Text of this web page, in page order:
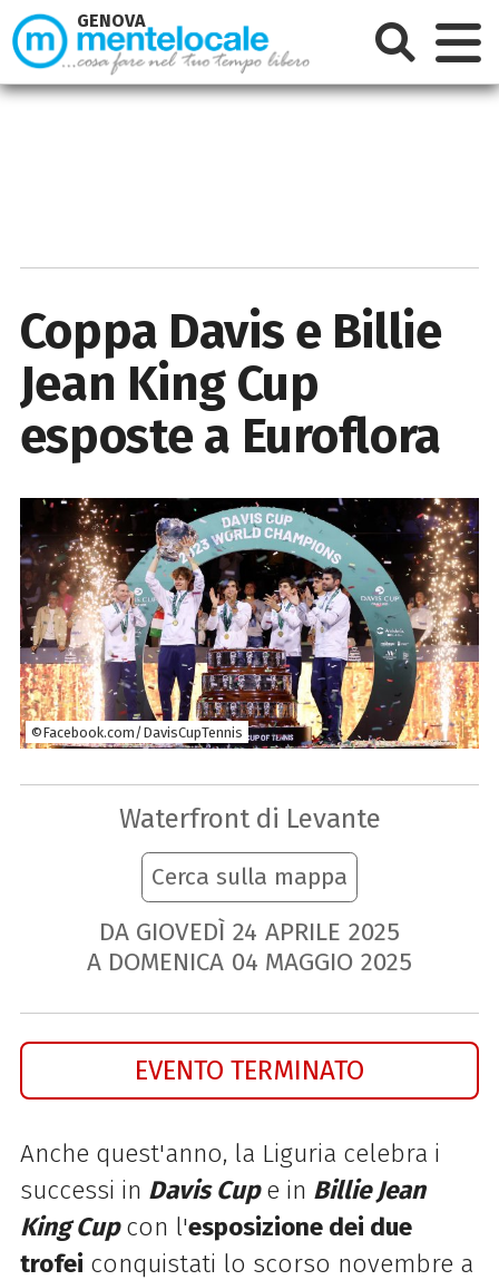
Coppa Davis e Billie
Jean King Cup
esposte a Euroflora
©Facebook.com/DavisCupTennis
Waterfront di Levante
Cerca sulla mappa
DA GIOVEDÌ 24 APRILE 2025
A DOMENICA 04 MAGGIO 2025
EVENTO TERMINATO
Anche quest'anno, la Liguria celebra i
successi in Davis Cupe in Billie Jean
King Cupcon l'esposizione dei due
trofei conquistati lo scorso novembre a
GENOVA